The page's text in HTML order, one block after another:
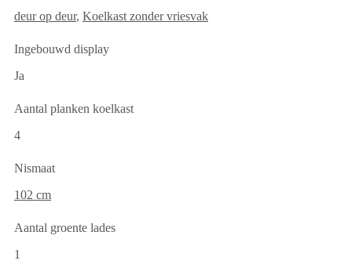
deur op deur, Koelkast zonder vriesvak
Ingebouwd display
Ja
Aantal planken koelkast
4
Nismaat
102 cm
Aantal groente lades
1